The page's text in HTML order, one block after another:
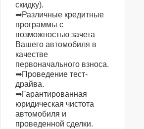
скидку).
➡Различные кредитные
программы с
возможностью зачета
Вашего автомобиля в
качестве
первоначального взноса.
➡Проведение тест-
драйва.
➡Гарантированная
юридическая чистота
автомобиля и
проведенной сделки.